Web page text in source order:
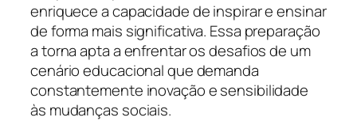
enriquece a capacidade de inspirar e ensinar
de forma mais significativa. Essa preparação
a torna apta a enfrentar os desafios de um
cenário educacional que demanda
constantemente inovação e sensibilidade
às mudanças sociais.